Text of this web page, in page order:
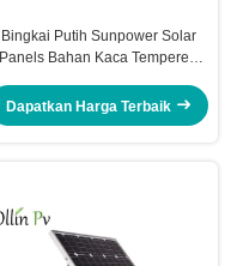
Bingkai Putih Sunpower Solar
Panels Bahan Kaca Tempered
Dapatkan Harga Terbaik